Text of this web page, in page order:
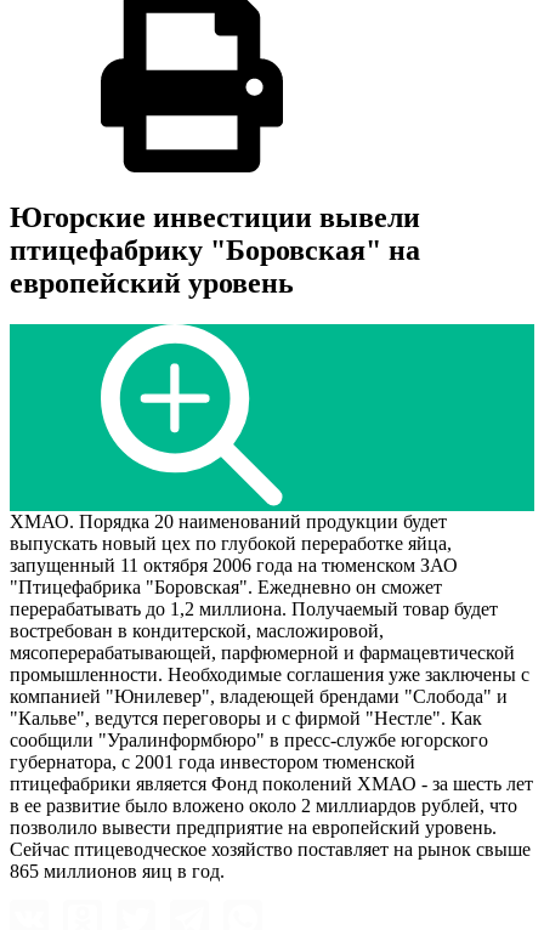
Югорские инвестиции вывели
птицефабрику "Боровская" на
европейский уровень
ХМАО. Порядка 20 наименований продукции будет
выпускать новый цех по глубокой переработке яйца,
запущенный 11 октября 2006 года на тюменском ЗАО
"Птицефабрика "Боровская". Ежедневно он сможет
перерабатывать до 1,2 миллиона. Получаемый товар будет
востребован в кондитерской, масложировой,
мясоперерабатывающей, парфюмерной и фармацевтической
промышленности. Необходимые соглашения уже заключены с
компанией "Юнилевер", владеющей брендами "Слобода" и
"Кальве", ведутся переговоры и с фирмой "Нестле". Как
сообщили "Уралинформбюро" в пресс-службе югорского
губернатора, с 2001 года инвестором тюменской
птицефабрики является Фонд поколений ХМАО - за шесть лет
в ее развитие было вложено около 2 миллиардов рублей, что
позволило вывести предприятие на европейский уровень.
Сейчас птицеводческое хозяйство поставляет на рынок свыше
865 миллионов яиц в год.